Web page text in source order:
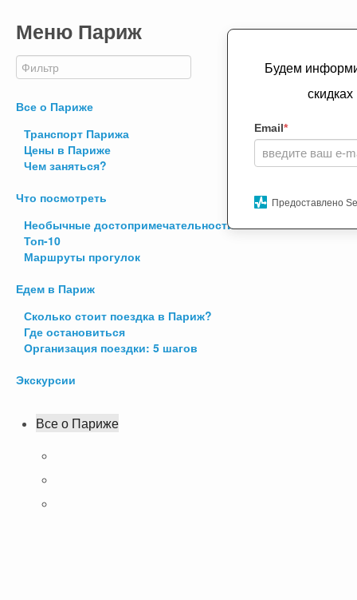
Меню Париж
Все о Париже
Транспорт Парижа
Цены в Париже
Чем заняться?
Что посмотреть
Необычные достопримечательности
Топ-10
Маршруты прогулок
Едем в Париж
Сколько стоит поездка в Париж?
Где остановиться
Организация поездки: 5 шагов
Экскурсии
Все о Париже
Будем
Email*
Предоставлено